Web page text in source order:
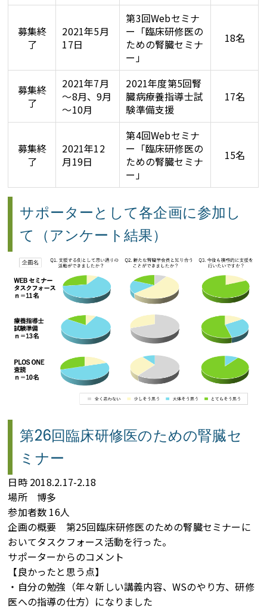
募集終
了
2021年5月
17日
第3回Webセミナ
ー「臨床研修医の
ための腎臓セミナ
ー」
18名
募集終
了
2021年7月
～8月、9月
～10月
2021年度第5回腎
臓病療養指導士試
験準備支援
17名
募集終
了
2021年12
月19日
第4回Webセミナ
ー「臨床研修医の
ための腎臓セミナ
ー」
15名
サポーターとして各企画に参加し
て（アンケート結果）
第26回臨床研修医のための腎臓セ
ミナー
日時 2018.2.17-2.18
場所 博多
参加者数 16人
企画の概要 第25回臨床研修医のための腎臓セミナーに
おいてタスクフォース活動を行った。
サポーターからのコメント
【良かったと思う点】
・自分の勉強（年々新しい講義内容、WSのやり方、研修
医への指導の仕方）になりました